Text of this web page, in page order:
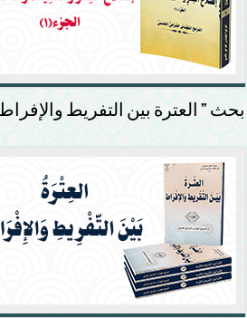
بحث ” العترة بين التفريط